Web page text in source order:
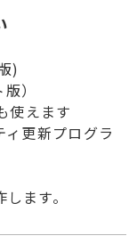
)
）
使えます
更新プログラ
ます。